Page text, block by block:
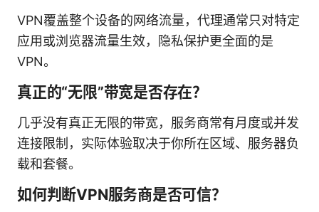
VPN覆盖整个设备的网络流量，代理通常只对特定
应用或浏览器流量生效，隐私保护更全面的是
VPN。
真正的“无限”带宽是否存在？
几乎没有真正无限的带宽，服务商常有月度或并发
连接限制，实际体验取决于你所在区域、服务器负
载和套餐。
如何判断VPN服务商是否可信？